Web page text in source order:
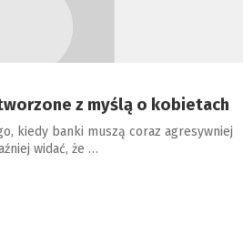
z myślą o kobietach
kiedy banki muszą coraz agresywniej
widać, że …